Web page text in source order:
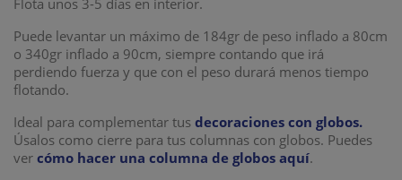
Flota unos 3-5 días en interior.
Puede levantar un máximo de 184gr de peso inflado a 80cm
o 340gr inflado a 90cm, siempre contando que irá
perdiendo fuerza y que con el peso durará menos tiempo
flotando.
Ideal para complementar tus decoraciones con globos.
Úsalos como cierre para tus columnas con globos. Puedes
ver cómo hacer una columna de globos aquí.